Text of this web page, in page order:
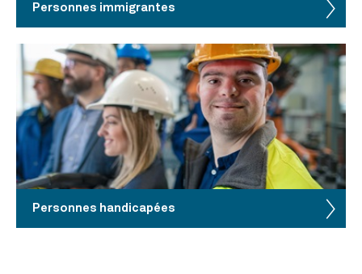
Personnes immigrantes
Personnes handicapées